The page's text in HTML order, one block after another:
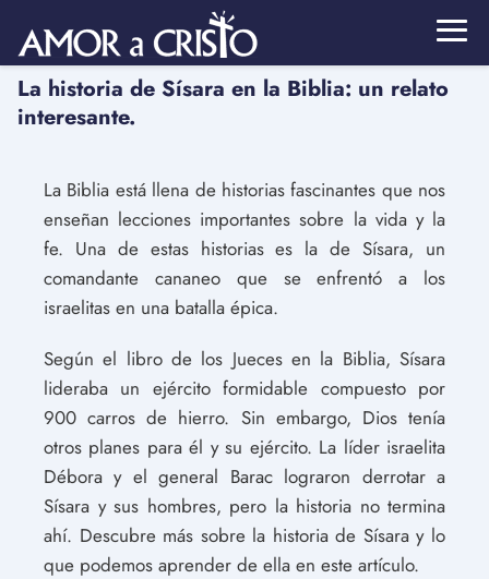
La historia de Sísara en la Biblia: un relato
interesante.
La Biblia está llena de historias fascinantes que nos
enseñan lecciones importantes sobre la vida y la
fe. Una de estas historias es la de Sísara, un
comandante cananeo que se enfrentó a los
israelitas en una batalla épica.
Según el libro de los Jueces en la Biblia, Sísara
lideraba un ejército formidable compuesto por
900 carros de hierro. Sin embargo, Dios tenía
otros planes para él y su ejército. La líder israelita
Débora y el general Barac lograron derrotar a
Sísara y sus hombres, pero la historia no termina
ahí. Descubre más sobre la historia de Sísara y lo
que podemos aprender de ella en este artículo.